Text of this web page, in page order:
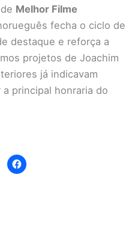
Melhor Filme
fecha o ciclo de
destaque e reforça a
projetos de Joachim
já indicavam
principal honraria do